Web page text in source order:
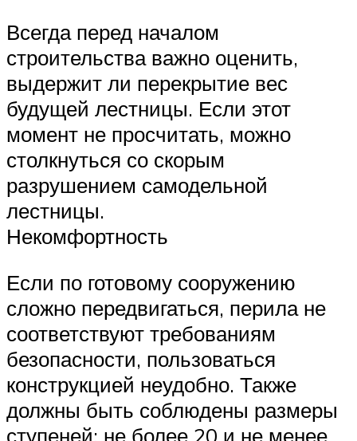
Всегда перед началом
строительства важно оценить,
выдержит ли перекрытие вес
будущей лестницы. Если этот
момент не просчитать, можно
столкнуться со скорым
разрушением самодельной
лестницы.
Некомфортность
Если по готовому сооружению
сложно передвигаться, перила не
соответствуют требованиям
безопасности, пользоваться
конструкцией неудобно. Также
должны быть соблюдены размеры
ступеней: не более 20 и не менее